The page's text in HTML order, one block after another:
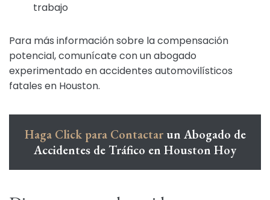
trabajo
Para más información sobre la compensación
potencial, comunícate con un abogado
experimentado en accidentes automovilísticos
fatales en Houston.
Haga Click para Contactarun Abogado de
Accidentes de Tráfico en Houston Hoy